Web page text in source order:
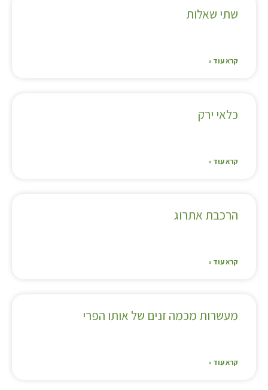
שתי שאלות
קרא עוד »
כלאי ירק
קרא עוד »
הרכבת אתרוג
קרא עוד »
מעשרות מכמה זנים של אותו הפרי
קרא עוד »